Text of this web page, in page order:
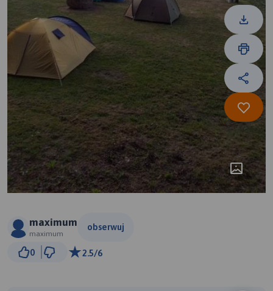
maximum
maximum
obserwuj
0 2.5/6